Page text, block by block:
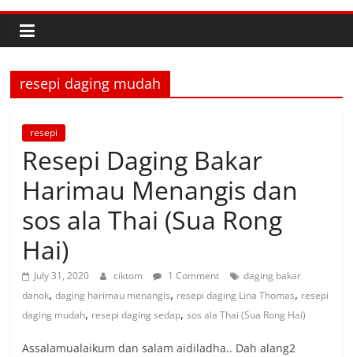
resepi daging mudah
resepi
Resepi Daging Bakar
Harimau Menangis dan
sos ala Thai (Sua Rong
Hai)
July 31, 2020 ciktom 1 Comment
daging bakar
danok,daging harimau menangis, resepi daging Lina Thomas, resepi
daging mudah, resepi daging sedap,sos ala Thai (Sua Rong Hai)
Assalamualaikum dan salam aidiladha.. Dah alang2